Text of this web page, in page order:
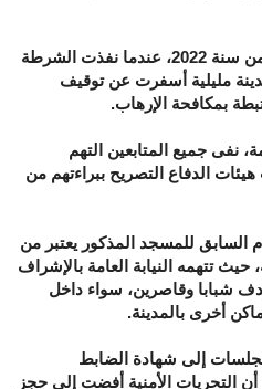
وتعود فصول القضية إلى أكتوبر من سنة 2022، عندما نفذت الشرطة
مليلية أسفرت عن توقيف
بمكافحة الإرهاب.
نفى جميع المتابعين التهم
الدفاع التصريح ببراءتهم من
السابق للمسجد المذكور يعتبر من
تتهمه النيابة العامة بالإشراف
شبابا وقاصرين، سواء داخل
أخرى بالمدينة.
إلى شهادة الضابط
التحريات الأمنية أفضت إلى حجز